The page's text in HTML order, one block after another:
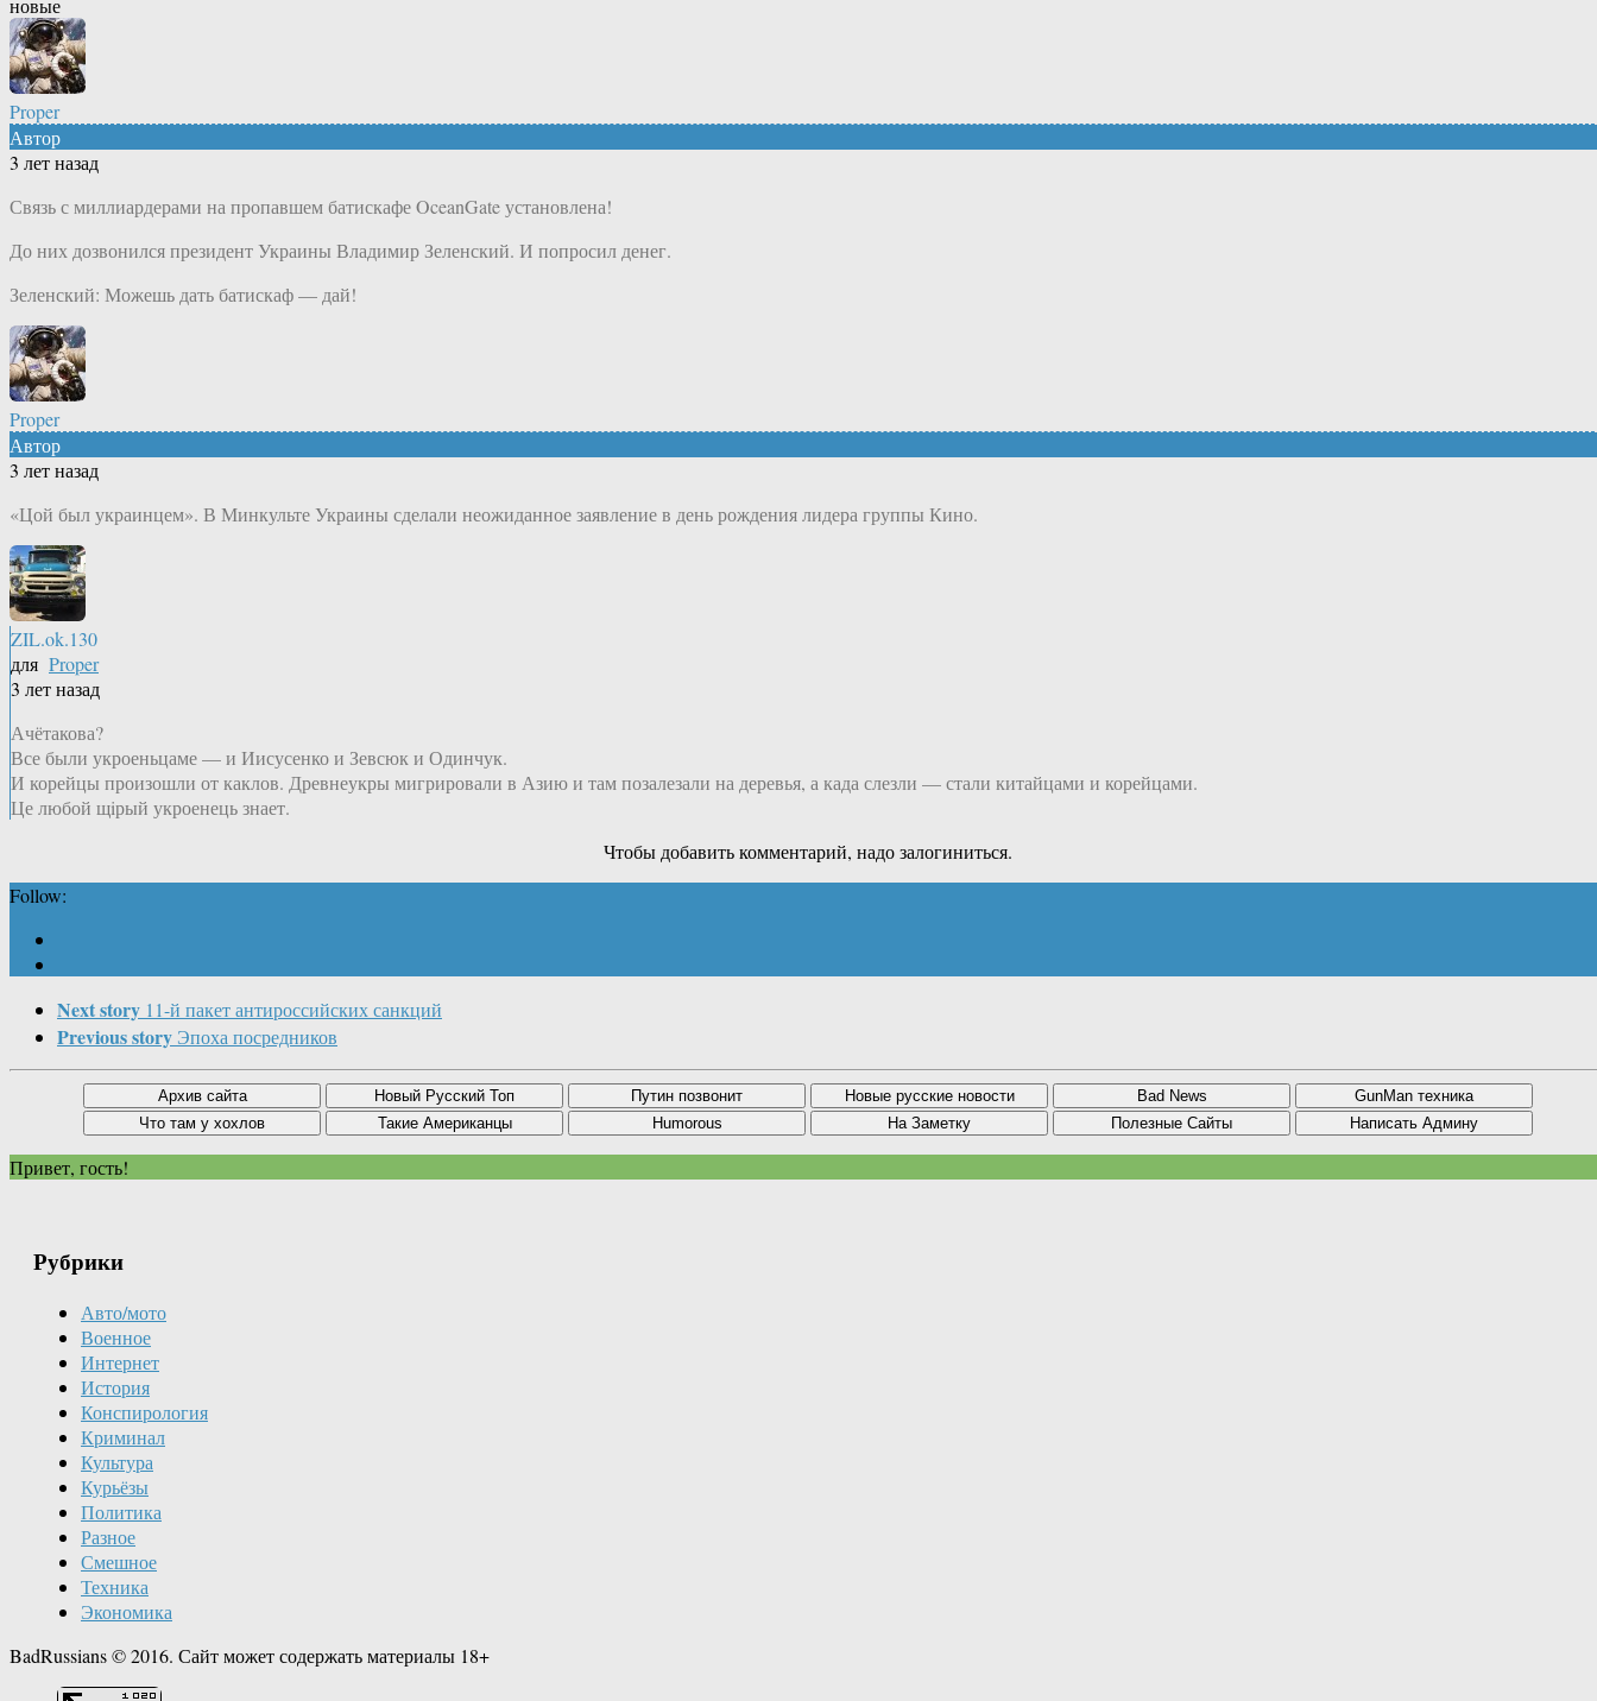
новые
Proper
Автор
3 лет назад
Связь с миллиардерами на пропавшем батискафе OceanGate установлена!
До них дозвонился президент Украины Владимир Зеленский. И попросил денег.
Зеленский: Можешь дать батискаф — дай!
Proper
Автор
3 лет назад
«Цой был украинцем». В Минкульте Украины сделали неожиданное заявление в день рождения лидера группы Кино.
ZIL.ok.130
для Proper
3 лет назад
Ачётакова?
Все были укроеньцаме — и Иисусенко и Зевсюк и Одинчук.
И корейцы произошли от каклов. Древнеукры мигрировали в Азию и там позалезали на деревья, а када слезли — стали китайцами и корейцами.
Це любой щiрый укроенець знает.
Чтобы добавить комментарий, надо залогиниться.
Follow:
Next story 11-й пакет антироссийских санкций
Previous story Эпоха посредников
Привет, гость!
Рубрики
Авто/мото
Военное
Интернет
История
Конспирология
Криминал
Культура
Курьёзы
Политика
Разное
Смешное
Техника
Экономика
BadRussians © 2016. Сайт может содержать материалы 18+